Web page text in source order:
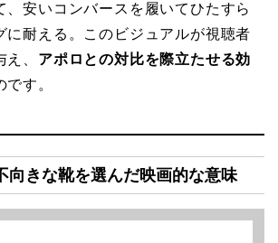
、安いコンバースを履いてひたすら
に耐える。このビジュアルが視聴者
、 アポロとの対比を際立たせる効
す。
向きな靴を選んだ映画的な意味